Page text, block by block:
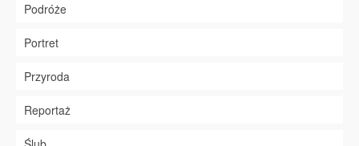
Podróże
Portret
Przyroda
Reportaż